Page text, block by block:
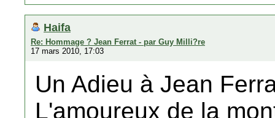
Haifa
Re: Hommage ? Jean Ferrat - par Guy Milli?re
17 mars 2010, 17:03
Un Adieu à Jean
L'amoureux de la